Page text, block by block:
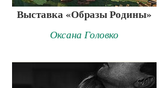
Выставка «Образы Родины»
Оксана Головко